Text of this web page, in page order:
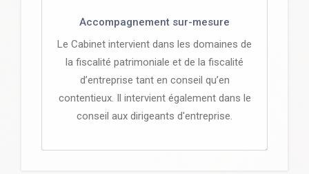
Accompagnement sur-mesure
Le Cabinet intervient dans les domaines de
la fiscalité patrimoniale et de la fiscalité
d’entreprise tant en conseil qu’en
contentieux. Il intervient également dans le
conseil aux dirigeants d'entreprise.